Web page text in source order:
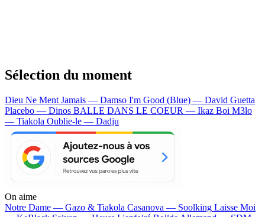
Sélection du moment
Dieu Ne Ment Jamais — Damso I'm Good (Blue) — David Guetta
Placebo — Dinos BALLE DANS LE COEUR — Ikaz Boi M3lo
— Tiakola Oublie-le — Dadju
On aime
Notre Dame — Gazo & Tiakola Casanova — Soolking Laisse Moi